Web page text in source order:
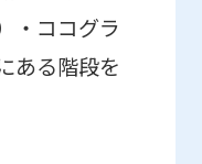
・ココグラ
ある階段を